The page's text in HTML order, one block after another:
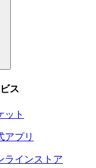
ス
ット
アプリ
ラインストア